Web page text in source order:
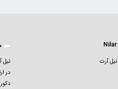
نیل آرت
نیل
در